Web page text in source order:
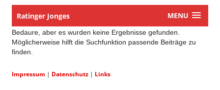
Ratinger Jonges MENU
Bedaure, aber es wurden keine Ergebnisse gefunden.
Möglicherweise hilft die Suchfunktion passende Beiträge zu
finden.
Impressum | Datenschutz | Links